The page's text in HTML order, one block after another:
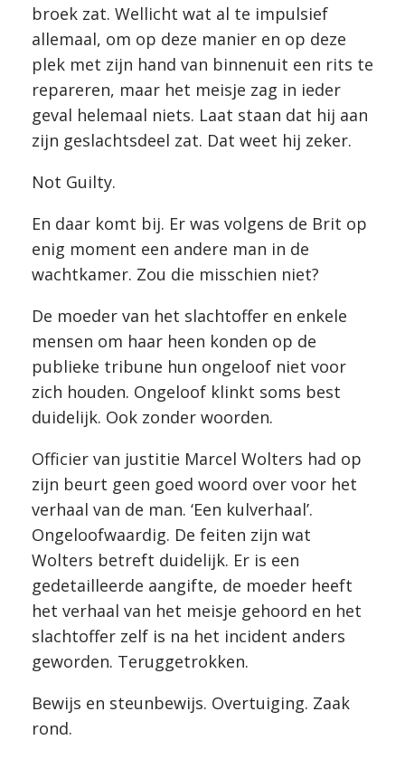
broek zat. Wellicht wat al te impulsief
allemaal, om op deze manier en op deze
plek met zijn hand van binnenuit een rits te
repareren, maar het meisje zag in ieder
geval helemaal niets. Laat staan dat hij aan
zijn geslachtsdeel zat. Dat weet hij zeker.
Not Guilty.
En daar komt bij. Er was volgens de Brit op
enig moment een andere man in de
wachtkamer. Zou die misschien niet?
De moeder van het slachtoffer en enkele
mensen om haar heen konden op de
publieke tribune hun ongeloof niet voor
zich houden. Ongeloof klinkt soms best
duidelijk. Ook zonder woorden.
Officier van justitie Marcel Wolters had op
zijn beurt geen goed woord over voor het
verhaal van de man. ‘Een kulverhaal’.
Ongeloofwaardig. De feiten zijn wat
Wolters betreft duidelijk. Er is een
gedetailleerde aangifte, de moeder heeft
het verhaal van het meisje gehoord en het
slachtoffer zelf is na het incident anders
geworden. Teruggetrokken.
Bewijs en steunbewijs. Overtuiging. Zaak
rond.